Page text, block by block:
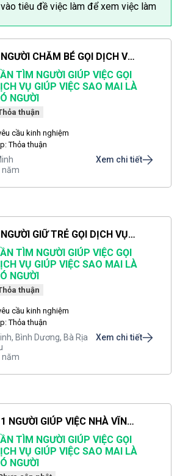
tiêu đề việc làm để xem việc làm
CẦN TÌM NGƯỜI CHĂM BÉ GỌI DỊCH VỤ SAO MAI CHỊ THẢO LÀ CÓ NGƯỜI SAU 1 PHÚT
TÌM NGƯỜI GIÚP VIỆC GỌI
VỤ GIÚP VIỆC SAO MAI LÀ
NGƯỜI
thuận
cầu kinh nghiệm
Thỏa thuận
năm
Xem chi tiết
CẦN TÌM NGƯỜI GIỮ TRẺ GỌI DỊCH VỤ SAO MAI CHỊ THẢO LÀ CÓ NGƯỜI SAU 1 PHÚT
TÌM NGƯỜI GIÚP VIỆC GỌI
VỤ GIÚP VIỆC SAO MAI LÀ
NGƯỜI
thuận
cầu kinh nghiệm
Thỏa thuận
Bình Dương, Bà Rịa
năm
Xem chi tiết
CẦN TÌM 1 NGƯỜI GIÚP VIỆC NHÀ VĨNH LONG 1 NGƯỜI GIỮ TRẺ 1 NGƯỜI CHĂM BÀ
TÌM NGƯỜI GIÚP VIỆC GỌI
VỤ GIÚP VIỆC SAO MAI LÀ
NGƯỜI